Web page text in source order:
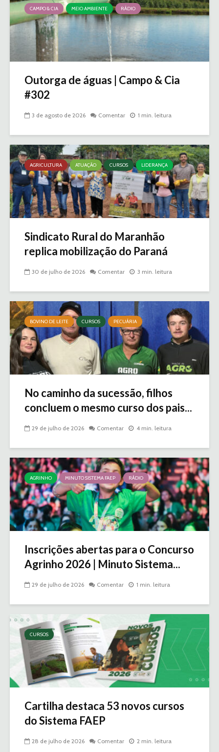
CAMPO & CIA MEIO AMBIENTE RÁDIO
Outorga de águas | Campo & Cia
#302
3 de agosto de 2026 Comentar 1 min. leitura
AGRICULTURA ATUAÇÃO CURSOS LIDERANÇA
Sindicato Rural do Maranhão
replica mobilização do Paraná
30 de julho de 2026 Comentar 3 min. leitura
BOVINO DE LEITE CURSOS PECUÁRIA
No caminho da sucessão, filhos
concluem o mesmo curso dos pais...
29 de julho de 2026 Comentar 4 min. leitura
AGRINHO MINUTO SISTEMA FAEP RÁDIO
Inscrições abertas para o Concurso
Agrinho 2026 | Minuto Sistema...
29 de julho de 2026 Comentar 1 min. leitura
CURSOS
Cartilha destaca 53 novos cursos
do Sistema FAEP
28 de julho de 2026 Comentar 2 min. leitura